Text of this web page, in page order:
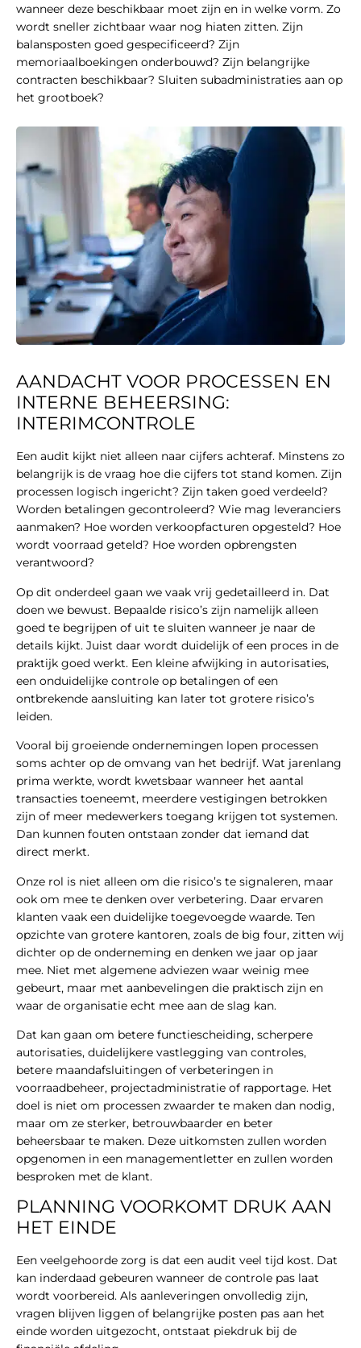
wanneer deze beschikbaar moet zijn en in welke vorm. Zo
wordt sneller zichtbaar waar nog hiaten zitten. Zijn
balansposten goed gespecificeerd? Zijn
memoriaalboekingen onderbouwd? Zijn belangrijke
contracten beschikbaar? Sluiten subadministraties aan op
het grootboek?
AANDACHT VOOR PROCESSEN EN
INTERNE BEHEERSING:
INTERIMCONTROLE
Een audit kijkt niet alleen naar cijfers achteraf. Minstens zo
belangrijk is de vraag hoe die cijfers tot stand komen. Zijn
processen logisch ingericht? Zijn taken goed verdeeld?
Worden betalingen gecontroleerd? Wie mag leveranciers
aanmaken? Hoe worden verkoopfacturen opgesteld? Hoe
wordt voorraad geteld? Hoe worden opbrengsten
verantwoord?
Op dit onderdeel gaan we vaak vrij gedetailleerd in. Dat
doen we bewust. Bepaalde risico’s zijn namelijk alleen
goed te begrijpen of uit te sluiten wanneer je naar de
details kijkt. Juist daar wordt duidelijk of een proces in de
praktijk goed werkt. Een kleine afwijking in autorisaties,
een onduidelijke controle op betalingen of een
ontbrekende aansluiting kan later tot grotere risico’s
leiden.
Vooral bij groeiende ondernemingen lopen processen
soms achter op de omvang van het bedrijf. Wat jarenlang
prima werkte, wordt kwetsbaar wanneer het aantal
transacties toeneemt, meerdere vestigingen betrokken
zijn of meer medewerkers toegang krijgen tot systemen.
Dan kunnen fouten ontstaan zonder dat iemand dat
direct merkt.
Onze rol is niet alleen om die risico’s te signaleren, maar
ook om mee te denken over verbetering. Daar ervaren
klanten vaak een duidelijke toegevoegde waarde. Ten
opzichte van grotere kantoren, zoals de big four, zitten wij
dichter op de onderneming en denken we jaar op jaar
mee. Niet met algemene adviezen waar weinig mee
gebeurt, maar met aanbevelingen die praktisch zijn en
waar de organisatie echt mee aan de slag kan.
Dat kan gaan om betere functiescheiding, scherpere
autorisaties, duidelijkere vastlegging van controles,
betere maandafsluitingen of verbeteringen in
voorraadbeheer, projectadministratie of rapportage. Het
doel is niet om processen zwaarder te maken dan nodig,
maar om ze sterker, betrouwbaarder en beter
beheersbaar te maken. Deze uitkomsten zullen worden
opgenomen in een managementletter en zullen worden
besproken met de klant.
PLANNING VOORKOMT DRUK AAN
HET EINDE
Een veelgehoorde zorg is dat een audit veel tijd kost. Dat
kan inderdaad gebeuren wanneer de controle pas laat
wordt voorbereid. Als aanleveringen onvolledig zijn,
vragen blijven liggen of belangrijke posten pas aan het
einde worden uitgezocht, ontstaat piekdruk bij de